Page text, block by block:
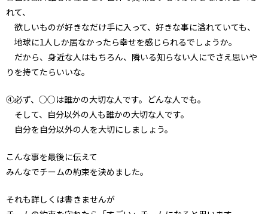
れて、
欲しいものが好きなだけ手に入って、好きな事に溢れていても、
地球に1人しか居なかったら幸せを感じられるでしょうか。
だから、身近な人はもちろん、隣いる知らない人にでさえ思いや
りを持てたらいいな。
④必ず、○○は誰かの大切な人です。どんな人でも。
そして、自分以外の人も誰かの大切な人です。
自分を自分以外の人を大切にしましょう。
こんな事を最後に伝えて
みんなでチームの約束を決めました。
それも詳しくは書きませんが